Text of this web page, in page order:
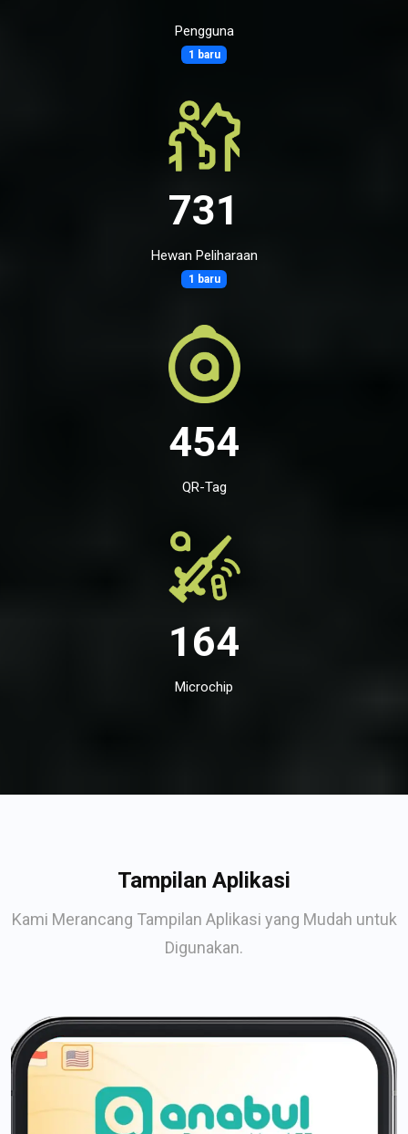
Pengguna
1 baru
731
Hewan Peliharaan
1 baru
454
QR-Tag
164
Microchip
Tampilan Aplikasi
Kami Merancang Tampilan Aplikasi yang Mudah untuk
Digunakan.